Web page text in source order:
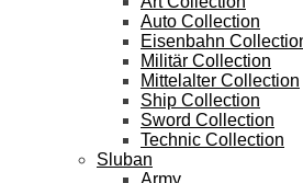
Auto Collection
Eisenbahn
Militär Collection
Mittelalter Collection
Ship Collection
Sword Collection
Technic Collection
Sluban
Army